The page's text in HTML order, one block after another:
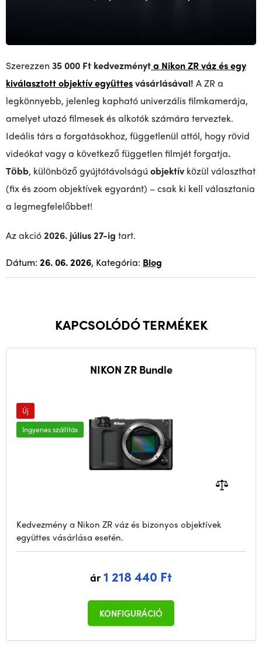
Szerezzen 35 000 Ft kedvezményta Nikon ZR váz és egy
kiválasztott objektív együttesvásárlásával! A ZR a
legkönnyebb, jelenleg kapható univerzális filmkamerája,
amelyet utazó filmesek és alkotók számára terveztek.
Ideális társ a forgatásokhoz, függetlenül attól, hogy rövid
videókat vagy a következő független filmjét forgatja.
Több, különböző gyújtótávolságú objektív közül választhat
(fix és zoom objektívek egyaránt) – csak ki kell választania
a legmegfelelőbbet!
Az akció2026. július 27-ig tart.
Dátum: 26. 06. 2026, Kategória: Blog
KAPCSOLÓDÓ TERMÉKEK
NIKON ZR Bundle
Új
Ingyenes szállítás
Kedvezmény a Nikon ZR váz és bizonyos objektívek
együttes vásárlása esetén.
ár 1 218 440 Ft
KONFIGURÁCIÓ